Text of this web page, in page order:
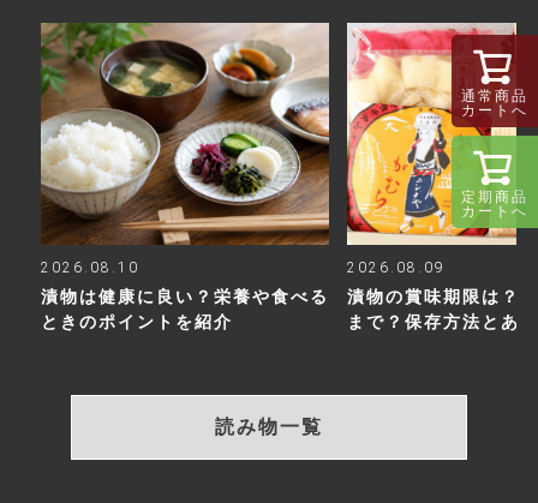
2026.08.10
漬物は健康に良い？栄養や食べる
ときのポイントを紹介
2026.08.09
漬物の賞味期限は？
まで？保存方法とあ
読み物一覧
通常商品
カートへ
定期商品
カートへ